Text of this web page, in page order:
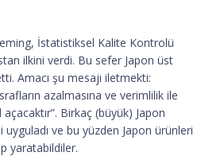
İstatistiksel Kalite Kontrolü
ilkini verdi. Bu sefer Japon üst
Amacı şu mesajı iletmekti:
azalmasına ve verimlilik ile
Birkaç (büyük) Japon
ve bu yüzden Japon ürünleri
yaratabildiler.